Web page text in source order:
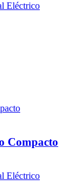
Eléctrico
Compacto
Eléctrico